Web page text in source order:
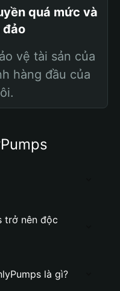
quá mức và
đảo
vệ tài sản của
hàng đầu của
trở nên độc
là gì?